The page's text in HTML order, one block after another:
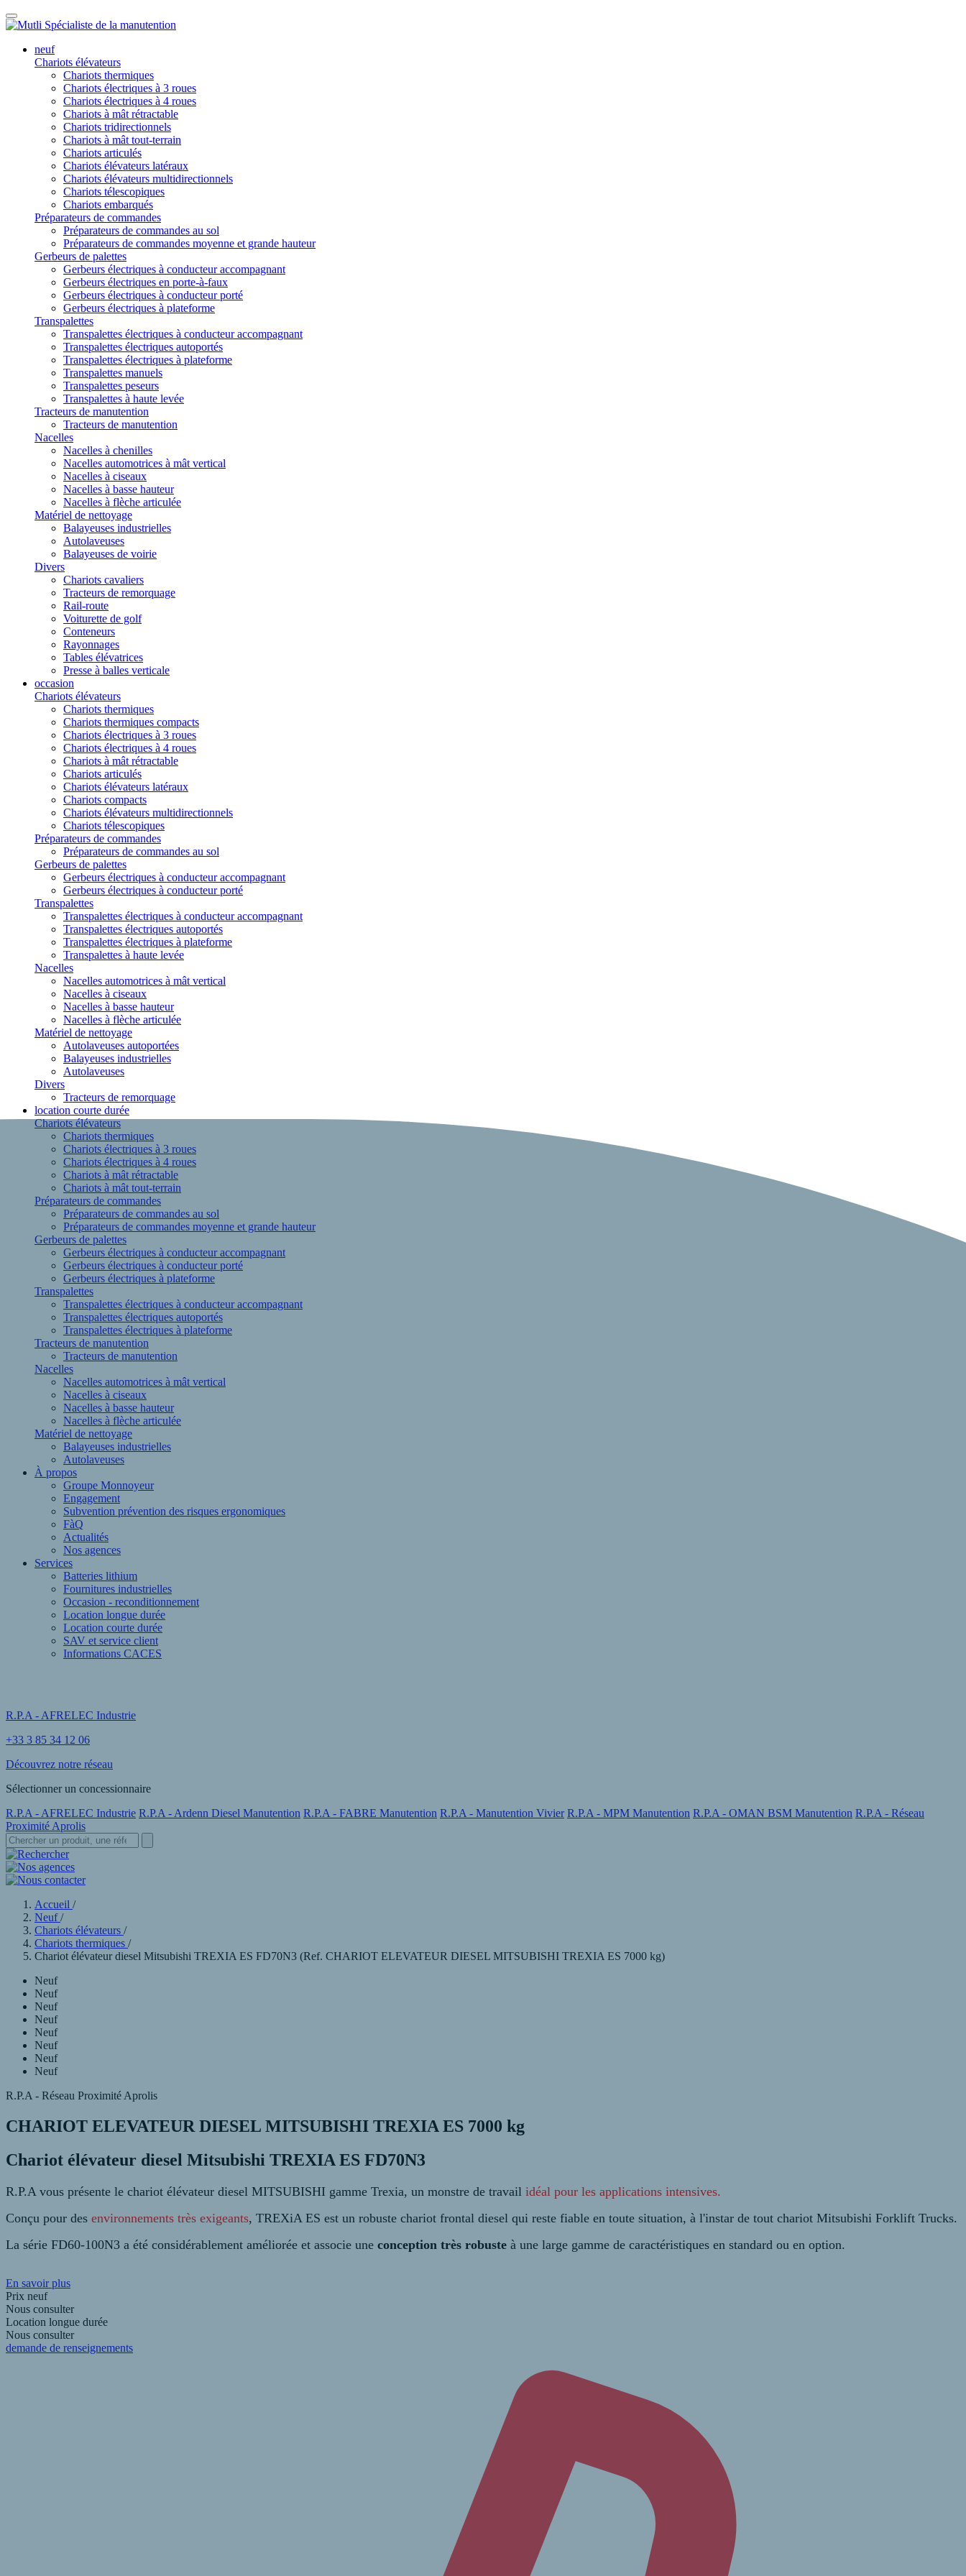
neuf
Chariots élévateurs
Chariots thermiques
Chariots électriques à 3 roues
Chariots électriques à 4 roues
Chariots à mât rétractable
Chariots tridirectionnels
Chariots à mât tout-terrain
Chariots articulés
Chariots élévateurs latéraux
Chariots élévateurs multidirectionnels
Chariots télescopiques
Chariots embarqués
Préparateurs de commandes
Préparateurs de commandes au sol
Préparateurs de commandes moyenne et grande hauteur
Gerbeurs de palettes
Gerbeurs électriques à conducteur accompagnant
Gerbeurs électriques en porte-à-faux
Gerbeurs électriques à conducteur porté
Gerbeurs électriques à plateforme
Transpalettes
Transpalettes électriques à conducteur accompagnant
Transpalettes électriques autoportés
Transpalettes électriques à plateforme
Transpalettes manuels
Transpalettes peseurs
Transpalettes à haute levée
Tracteurs de manutention
Tracteurs de manutention
Nacelles
Nacelles à chenilles
Nacelles automotrices à mât vertical
Nacelles à ciseaux
Nacelles à basse hauteur
Nacelles à flèche articulée
Matériel de nettoyage
Balayeuses industrielles
Autolaveuses
Balayeuses de voirie
Divers
Chariots cavaliers
Tracteurs de remorquage
Rail-route
Voiturette de golf
Conteneurs
Rayonnages
Tables élévatrices
Presse à balles verticale
occasion
Chariots élévateurs
Chariots thermiques
Chariots thermiques compacts
Chariots électriques à 3 roues
Chariots électriques à 4 roues
Chariots à mât rétractable
Chariots articulés
Chariots élévateurs latéraux
Chariots compacts
Chariots élévateurs multidirectionnels
Chariots télescopiques
Préparateurs de commandes
Préparateurs de commandes au sol
Gerbeurs de palettes
Gerbeurs électriques à conducteur accompagnant
Gerbeurs électriques à conducteur porté
Transpalettes
Transpalettes électriques à conducteur accompagnant
Transpalettes électriques autoportés
Transpalettes électriques à plateforme
Transpalettes à haute levée
Nacelles
Nacelles automotrices à mât vertical
Nacelles à ciseaux
Nacelles à basse hauteur
Nacelles à flèche articulée
Matériel de nettoyage
Autolaveuses autoportées
Balayeuses industrielles
Autolaveuses
Divers
Tracteurs de remorquage
location courte durée
Chariots élévateurs
Chariots thermiques
Chariots électriques à 3 roues
Chariots électriques à 4 roues
Chariots à mât rétractable
Chariots à mât tout-terrain
Préparateurs de commandes
Préparateurs de commandes au sol
Préparateurs de commandes moyenne et grande hauteur
Gerbeurs de palettes
Gerbeurs électriques à conducteur accompagnant
Gerbeurs électriques à conducteur porté
Gerbeurs électriques à plateforme
Transpalettes
Transpalettes électriques à conducteur accompagnant
Transpalettes électriques autoportés
Transpalettes électriques à plateforme
Tracteurs de manutention
Tracteurs de manutention
Nacelles
Nacelles automotrices à mât vertical
Nacelles à ciseaux
Nacelles à basse hauteur
Nacelles à flèche articulée
Matériel de nettoyage
Balayeuses industrielles
Autolaveuses
À propos
Groupe Monnoyeur
Engagement
Subvention prévention des risques ergonomiques
FàQ
Actualités
Nos agences
Services
Batteries lithium
Fournitures industrielles
Occasion - reconditionnement
Location longue durée
Location courte durée
SAV et service client
Informations CACES
R.P.A - AFRELEC Industrie
+33 3 85 34 12 06
Découvrez notre réseau
Sélectionner un concessionnaire
R.P.A - AFRELEC Industrie R.P.A - Ardenn Diesel Manutention R.P.A - FABRE Manutention R.P.A - Manutention Vivier R.P.A - MPM Manutention R.P.A - OMAN BSM Manutention R.P.A - Réseau
Proximité Aprolis
Accueil /
Neuf/
Chariots élévateurs /
Chariots thermiques /
Chariot élévateur diesel Mitsubishi TREXIA ES FD70N3 (Ref. CHARIOT ELEVATEUR DIESEL MITSUBISHI TREXIA ES 7000 kg)
Neuf
Neuf
Neuf
Neuf
Neuf
Neuf
Neuf
Neuf
R.P.A - Réseau Proximité Aprolis
CHARIOT ELEVATEUR DIESEL MITSUBISHI TREXIA ES 7000 kg
Chariot élévateur diesel Mitsubishi TREXIA ES FD70N3
R.P.A vous présente le chariot élévateur diesel MITSUBISHI gamme Trexia, un monstre de travail idéal pour les applications intensives.
Conçu pour des environnements très exigeants, TREXiA ES est un robuste chariot frontal diesel qui reste fiable en toute situation, à l'instar de tout chariot Mitsubishi Forklift Trucks.
La série FD60-100N3 a été considérablement améliorée et associe une conception très robuste à une large gamme de caractéristiques en standard ou en option.
En savoir plus
Prix neuf
Nous consulter
Location longue durée
Nous consulter
demande de renseignements